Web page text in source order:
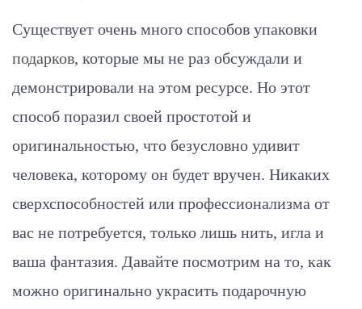
Существует очень много способов упаковки
подарков, которые мы не раз обсуждали и
демонстрировали на этом ресурсе. Но этот
способ поразил своей простотой и
оригинальностью, что безусловно удивит
человека, которому он будет вручен. Никаких
сверхспособностей или профессионализма от
вас не потребуется, только лишь нить, игла и
ваша фантазия. Давайте посмотрим на то, как
можно оригинально украсить подарочную